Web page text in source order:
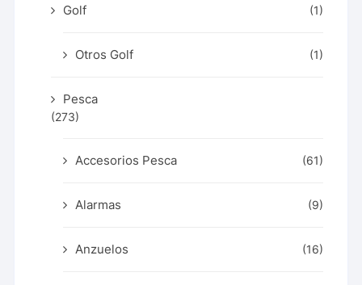
Golf (1)
Otros Golf (1)
Pesca
(273)
Accesorios Pesca (61)
Alarmas (9)
Anzuelos (16)